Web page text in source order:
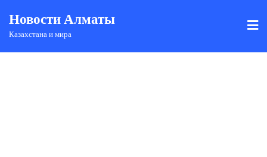
Новости Алматы
Казахстана и мира